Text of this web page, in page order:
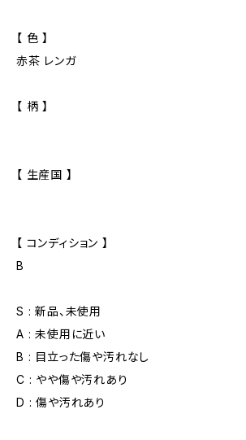
【 色 】
赤茶 レンガ
【 柄 】
【 生産国 】
【 コンディション 】
B
S : 新品、未使用
A : 未使用に近い
B : 目立った傷や汚れなし
C : やや傷や汚れあり
D : 傷や汚れあり